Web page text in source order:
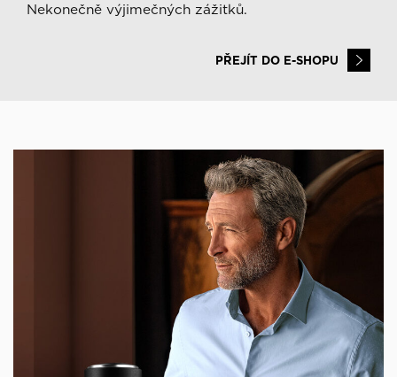
Nekonečně výjimečných zážitků.
PŘEJÍT DO E-SHOPU